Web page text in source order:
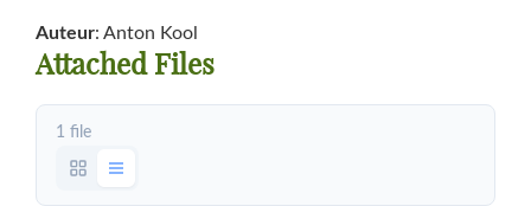
Auteur: Anton Kool
Attached Files
1 file